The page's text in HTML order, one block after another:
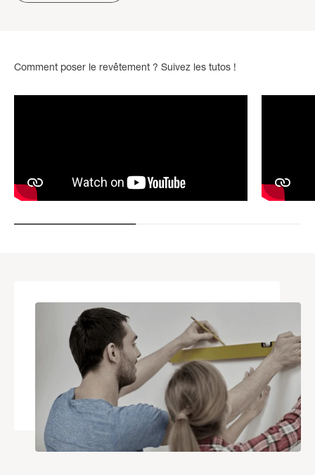
Comment poser le revêtement ? Suivez les tutos !